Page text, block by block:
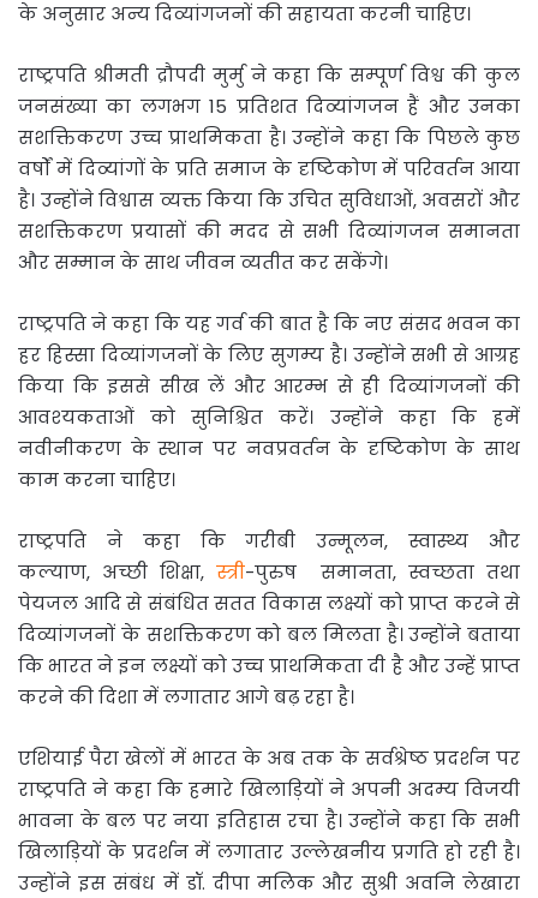
के अनुसार अन्य दिव्यांगजनों की सहायता करनी चाहिए।
राष्ट्रपति श्रीमती द्रौपदी मुर्मु ने कहा कि सम्पूर्ण विश्व की कुल
जनसंख्या का लगभग 15 प्रतिशत दिव्‍यांगजन हैं और उनका
सशक्तिकरण उच्च प्राथमिकता है। उन्होंने कहा कि पिछले कुछ
वर्षों में दिव्‍यांगों के प्रति समाज के दृष्टिकोण में परिवर्तन आया
है। उन्होंने विश्वास व्यक्त किया कि उचित सुविधाओं, अवसरों और
सशक्तिकरण प्रयासों की मदद से सभी दिव्यांगजन समानता
और सम्मान के साथ जीवन व्यतीत कर सकेंगे।
राष्ट्रपति ने कहा कि यह गर्व की बात है कि नए संसद भवन का
हर हिस्सा दिव्यांगजनों के लिए सुगम्य है। उन्होंने सभी से आग्रह
किया कि इससे सीख लें और आरम्भ से ही दिव्यांगजनों की
आवश्‍यकताओं को सुनिश्चित करें। उन्होंने कहा कि हमें
नवीनीकरण के स्थान पर नवप्रवर्तन के दृष्टिकोण के साथ
काम करना चाहिए।
राष्ट्रपति ने कहा कि गरीबी उन्मूलन, स्वास्थ्य और
कल्याण, अच्छी शिक्षा, स्त्री-पुरुष समानता, स्वच्छता तथा
पेयजल आदि से संबंधित सतत विकास लक्ष्यों को प्राप्त करने से
दिव्यांगजनों के सशक्तिकरण को बल मिलता है। उन्होंने बताया
कि भारत ने इन लक्ष्यों को उच्च प्राथमिकता दी है और उन्हें प्राप्त
करने की दिशा में लगातार आगे बढ़ रहा है।
एशियाई पैरा खेलों में भारत के अब तक के सर्वश्रेष्ठ प्रदर्शन पर
राष्ट्रपति ने कहा कि हमारे खिलाड़ियों ने अपनी अदम्य विजयी
भावना के बल पर नया इतिहास रचा है। उन्होंने कहा कि सभी
खिलाड़ियों के प्रदर्शन में लगातार उल्लेखनीय प्रगति हो रही है।
उन्होंने इस संबंध में डॉ. दीपा मलिक और सुश्री अवनि लेखारा